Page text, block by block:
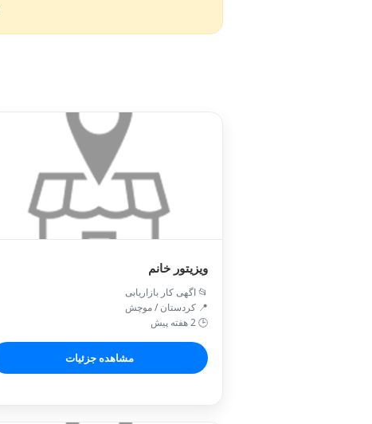
ویزیتور خانم
📂 اگهی کار بازاریابی
📍 کردستان / موچش
🕒 2 هفته پیش
مشاهده جزئیات